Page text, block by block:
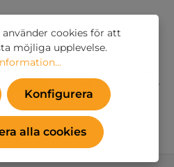
.
cookies för att
möjliga upplevelse.
Konfigurera
alla cookies